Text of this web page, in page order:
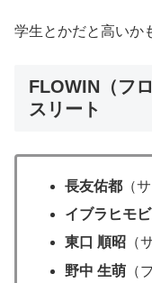
学生とかだと高いか
FLOWIN（フ
スリート
長友佑都 （
イブラヒモ
東口 順昭 （
野中 生萌 （